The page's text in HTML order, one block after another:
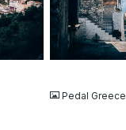
JPG
Pedal Greece